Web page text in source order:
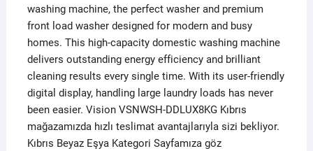
washing machine, the perfect washer and premium
front load washer designed for modern and busy
homes. This high-capacity domestic washing machine
delivers outstanding energy efficiency and brilliant
cleaning results every single time. With its user-friendly
digital display, handling large laundry loads has never
been easier. Vision VSNWSH-DDLUX8KG Kıbrıs
mağazamızda hızlı teslimat avantajlarıyla sizi bekliyor.
Kıbrıs Beyaz Eşya Kategori Sayfamızagöz